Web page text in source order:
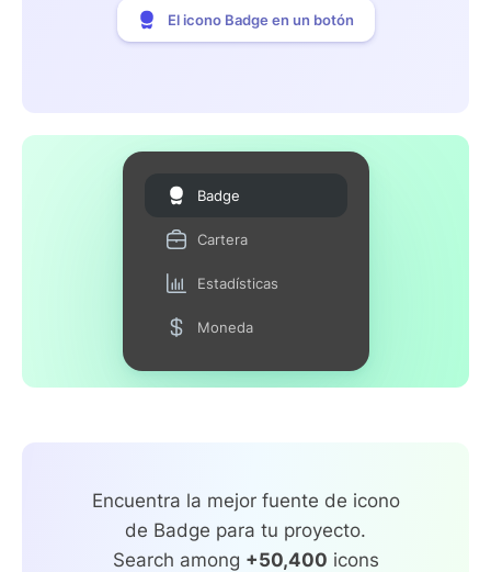
El icono Badge en un botón
Badge
Cartera
Estadísticas
Moneda
Encuentra la mejor fuente de icono
de Badge para tu proyecto.
Search among +50,400 icons